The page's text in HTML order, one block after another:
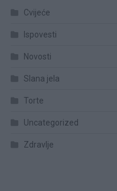
Cvijeće
Ispovesti
Novosti
Slana jela
Torte
Uncategorized
Zdravlje